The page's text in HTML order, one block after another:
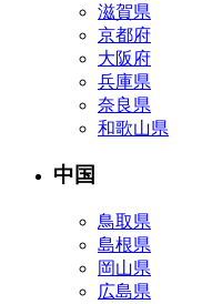
滋賀県
京都府
大阪府
兵庫県
奈良県
和歌山県
中国
鳥取県
島根県
岡山県
広島県